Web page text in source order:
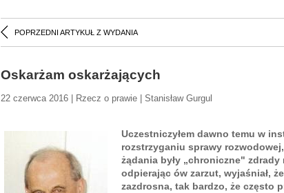
POPRZEDNI ARTYKUŁ Z WYDANIA
Oskarżam oskarżających
22 czerwca 2016 | Rzecz o prawie | Stanisław Gurgul
Uczestniczyłem dawno temu w
rozstrzyganiu sprawy
żądania były „chroniczne" zdrady
odpierając ów zarzut, wyjaśniał,
zazdrosna, tak bardzo, że często